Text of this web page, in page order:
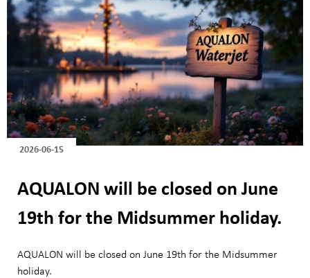
2026-06-15
AQUALON will be closed on June
19th for the Midsummer holiday.
AQUALON will be closed on June 19th for the Midsummer
holiday.